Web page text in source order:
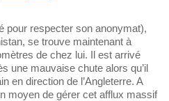
pour respecter son anonymat),
se trouve maintenant à
de chez lui. Il est arrivé
une mauvaise chute alors qu’il
en direction de l’Angleterre. A
moyen de gérer cet afflux massif